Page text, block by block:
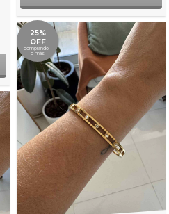
25%
OFF
comprando 1
o más